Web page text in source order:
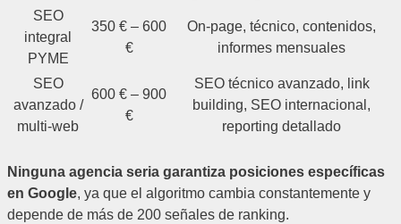
SEO
integral
PYME
350 € – 600
€
On-page, técnico, contenidos,
informes mensuales
SEO
avanzado /
multi-web
600 € – 900
€
SEO técnico avanzado, link
building, SEO internacional,
reporting detallado
Ninguna agencia seria garantiza posiciones específicas
en Google, ya que el algoritmo cambia constantemente y
depende de más de 200 señales de ranking.